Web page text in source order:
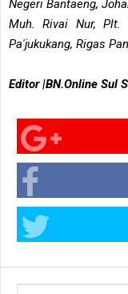
Negeri Bantaeng,
Muh. Rivai Nur, Plt.
Pa'jukukang, Rigas
Editor |BN.Online Sul